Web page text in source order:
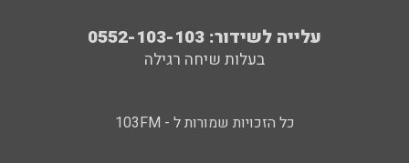
עלייה לשידור: 0552-103-103
בעלות שיחה רגילה
כל הזכויות שמורות ל - 103FM